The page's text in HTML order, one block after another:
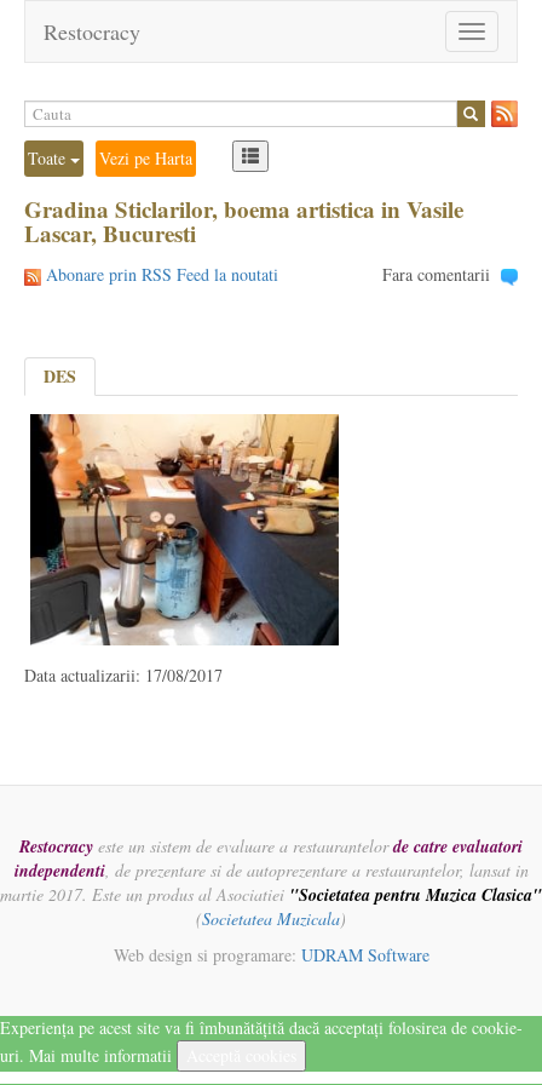
Toggle
navigation
Restocracy
Toate Vezi pe Harta
Gradina Sticlarilor, boema artistica in Vasile
Lascar, Bucuresti
Abonare prin RSS Feed la noutati Fara comentarii
DES
Data actualizarii: 17/08/2017
Restocracy este un sistem de evaluare a restaurantelorde catre evaluatori
independenti, de prezentare si de autoprezentare a restaurantelor, lansat in
martie 2017. Este un produs al Asociatiei "Societatea pentru Muzica Clasica"
(Societatea Muzicala)
Web design si programare: UDRAM Software
Experiența pe acest site va fi îmbunătățită dacă acceptați folosirea de cookie-
uri. Mai multe informatii